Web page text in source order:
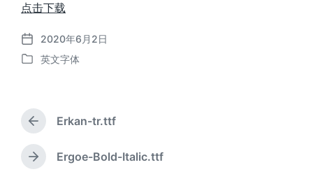
点击下载
发
布
2020年6月2日
发
英文字体
上
篇
文
章
Erkan-tr.ttf
下
Ergoe-Bold-Italic.ttf